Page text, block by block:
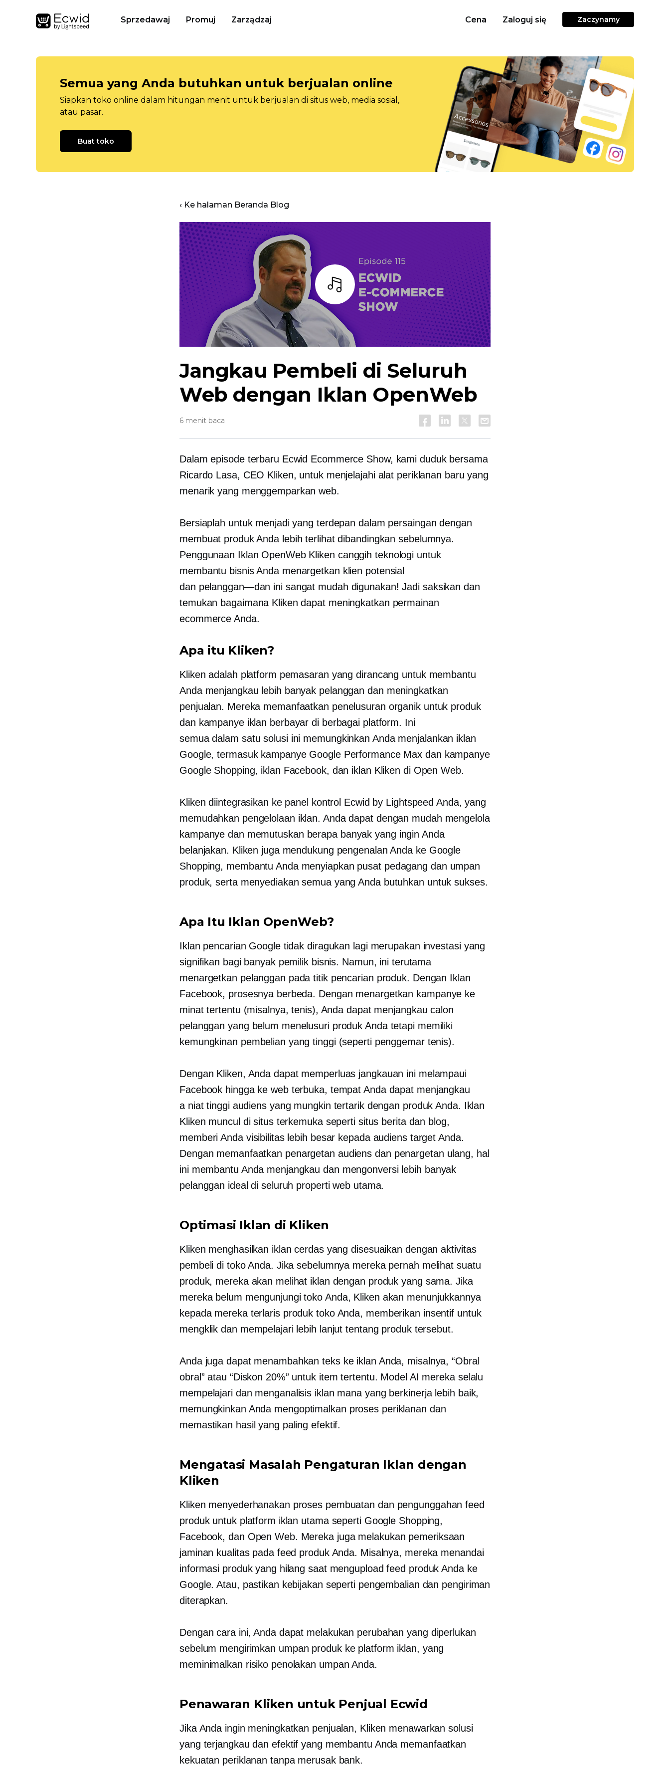
Sprzedawaj Promuj Zarządzaj Cena Zaloguj się Zaczynamy
Semua yang Anda butuhkan untuk berjualan online
Siapkan toko online dalam hitungan menit untuk berjualan di situs web, media sosial,
atau pasar.
Buat toko
‹ Ke halaman Beranda Blog
Mendengarkan
Jangkau Pembeli di Seluruh
Web dengan Iklan OpenWeb
6 menit baca
Dalam episode terbaru Ecwid Ecommerce Show, kami duduk bersama
Ricardo Lasa, CEO Kliken, untuk menjelajahi alat periklanan baru yang
menarik yang menggemparkan web.
Bersiaplah untuk menjadi yang terdepan dalam persaingan dengan
membuat produk Anda lebih terlihat dibandingkan sebelumnya.
Penggunaan Iklan OpenWeb Kliken canggih teknologi untuk
membantu bisnis Anda menargetkan klien potensial
dan pelanggan—dan ini sangat mudah digunakan! Jadi saksikan dan
temukan bagaimana Kliken dapat meningkatkan permainan
ecommerce Anda.
Apa itu Kliken?
Kliken adalah platform pemasaran yang dirancang untuk membantu
Anda menjangkau lebih banyak pelanggan dan meningkatkan
penjualan. Mereka memanfaatkan penelusuran organik untuk produk
dan kampanye iklan berbayar di berbagai platform. Ini
semua dalam satu solusi ini memungkinkan Anda menjalankan iklan
Google, termasuk kampanye Google Performance Max dan kampanye
Google Shopping, iklan Facebook, dan iklan Kliken di Open Web.
Kliken diintegrasikan ke panel kontrol Ecwid by Lightspeed Anda, yang
memudahkan pengelolaan iklan. Anda dapat dengan mudah mengelola
kampanye dan memutuskan berapa banyak yang ingin Anda
belanjakan. Kliken juga mendukung pengenalan Anda ke Google
Shopping, membantu Anda menyiapkan pusat pedagang dan umpan
produk, serta menyediakan semua yang Anda butuhkan untuk sukses.
Apa Itu Iklan OpenWeb?
Iklan pencarian Google tidak diragukan lagi merupakan investasi yang
signifikan bagi banyak pemilik bisnis. Namun, ini terutama
menargetkan pelanggan pada titik pencarian produk. Dengan Iklan
Facebook, prosesnya berbeda. Dengan menargetkan kampanye ke
minat tertentu (misalnya, tenis), Anda dapat menjangkau calon
pelanggan yang belum menelusuri produk Anda tetapi memiliki
kemungkinan pembelian yang tinggi (seperti penggemar tenis).
Dengan Kliken, Anda dapat memperluas jangkauan ini melampaui
Facebook hingga ke web terbuka, tempat Anda dapat menjangkau
a niat tinggiaudiens yang mungkin tertarik dengan produk Anda. Iklan
Kliken muncul di situs terkemuka seperti situs berita dan blog,
memberi Anda visibilitas lebih besar kepada audiens target Anda.
Dengan memanfaatkan penargetan audiens dan penargetan ulang, hal
ini membantu Anda menjangkau dan mengonversi lebih banyak
pelanggan ideal di seluruh properti web utama.
Optimasi Iklan di Kliken
Kliken menghasilkan iklan cerdas yang disesuaikan dengan aktivitas
pembeli di toko Anda. Jika sebelumnya mereka pernah melihat suatu
produk, mereka akan melihat iklan dengan produk yang sama. Jika
mereka belum mengunjungi toko Anda, Kliken akan menunjukkannya
kepada mereka terlarisproduk toko Anda, memberikan insentif untuk
mengklik dan mempelajari lebih lanjut tentang produk tersebut.
Anda juga dapat menambahkan teks ke iklan Anda, misalnya, “Obral
obral” atau “Diskon 20%” untuk item tertentu. Model AI mereka selalu
mempelajari dan menganalisis iklan mana yang berkinerja lebih baik,
memungkinkan Anda mengoptimalkan proses periklanan dan
memastikan hasil yang paling efektif.
Mengatasi Masalah Pengaturan Iklan dengan
Kliken
Kliken menyederhanakan proses pembuatan dan pengunggahan feed
produk untuk platform iklan utama seperti Google Shopping,
Facebook, dan Open Web. Mereka juga melakukan pemeriksaan
jaminan kualitas pada feed produk Anda. Misalnya, mereka menandai
informasi produk yang hilang saat mengupload feed produk Anda ke
Google. Atau, pastikan kebijakan seperti pengembalian dan pengiriman
diterapkan.
Dengan cara ini, Anda dapat melakukan perubahan yang diperlukan
sebelum mengirimkan umpan produk ke platform iklan, yang
meminimalkan risiko penolakan umpan Anda.
Penawaran Kliken untuk Penjual Ecwid
Jika Anda ingin meningkatkan penjualan, Kliken menawarkan solusi
yang terjangkau dan efektif yang membantu Anda memanfaatkan
kekuatan periklanan tanpa merusak bank.